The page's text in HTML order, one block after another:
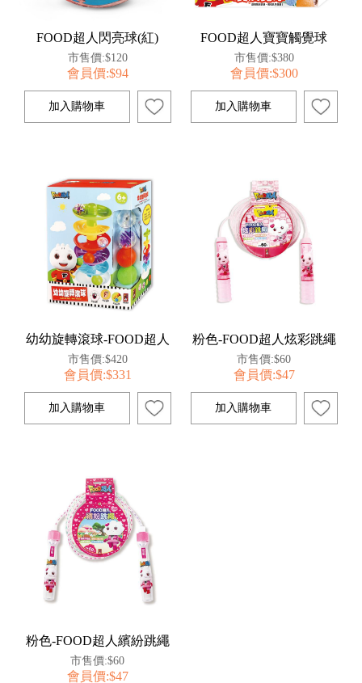
FOOD超人閃亮球(紅)
市售價:$120
會員價:$94
FOOD超人寶寶觸覺球
市售價:$380
會員價:$300
幼幼旋轉滾球-FOOD超人
市售價:$420
會員價:$331
粉色-FOOD超人炫彩跳繩
市售價:$60
會員價:$47
粉色-FOOD超人繽紛跳繩
市售價:$60
會員價:$47